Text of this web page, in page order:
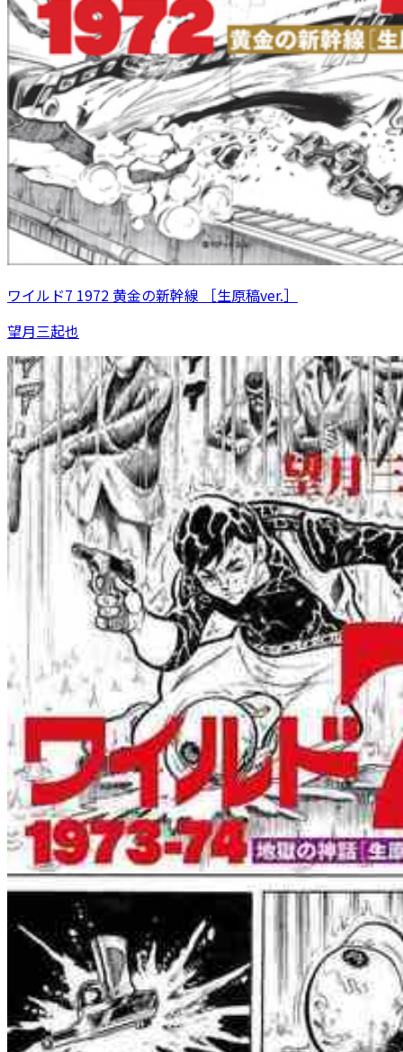
ワイルド7 1972 黄金の新幹線 ［生原稿ver.］
望月三起也